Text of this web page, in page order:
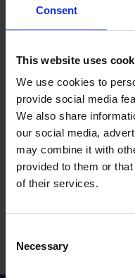
Consent
This website uses
We use cookies to
provide social media
We also share
our social media,
may combine it with
provided to them or
of their services.
Necessary
Tändhatt Bakelit
Universal
02-57-401
40KR